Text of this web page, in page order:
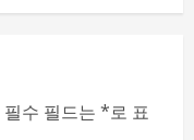
필수 필드는 *로 표